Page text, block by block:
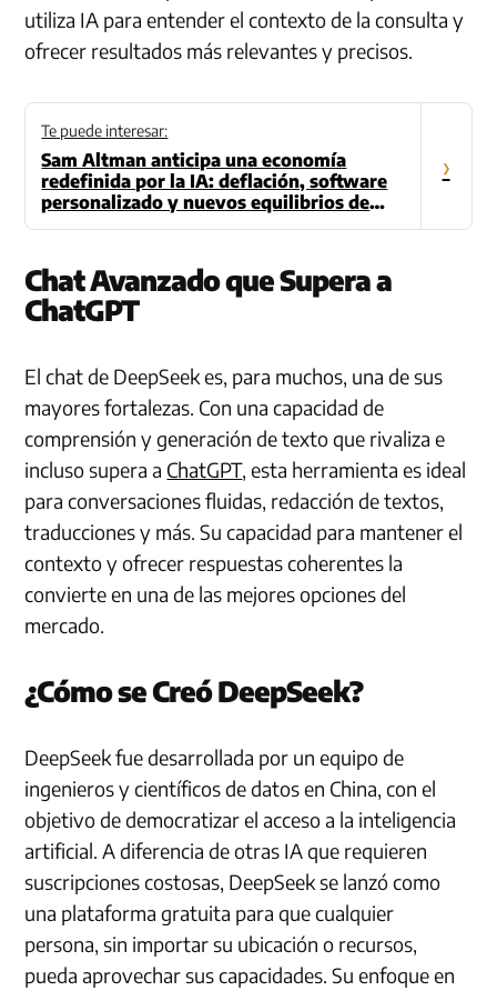
utiliza IA para entender el contexto de la consulta y
ofrecer resultados más relevantes y precisos.
Te puede interesar:
Sam Altman anticipa una economía
redefinida por la IA: deflación, software
personalizado y nuevos equilibrios de
›
Chat Avanzado que Supera a
ChatGPT
El chat de DeepSeek es, para muchos, una de sus
mayores fortalezas. Con una capacidad de
comprensión y generación de texto que rivaliza e
incluso supera a ChatGPT, esta herramienta es ideal
para conversaciones fluidas, redacción de textos,
traducciones y más. Su capacidad para mantener el
contexto y ofrecer respuestas coherentes la
convierte en una de las mejores opciones del
mercado.
¿Cómo se Creó DeepSeek?
DeepSeek fue desarrollada por un equipo de
ingenieros y científicos de datos en China, con el
objetivo de democratizar el acceso a la inteligencia
artificial. A diferencia de otras IA que requieren
suscripciones costosas, DeepSeek se lanzó como
una plataforma gratuita para que cualquier
persona, sin importar su ubicación o recursos,
pueda aprovechar sus capacidades. Su enfoque en